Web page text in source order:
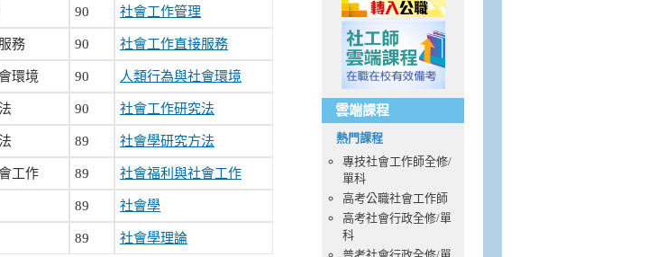
90 社會工作管理
務 90 社會工作直接服務
環境 90 人類行為與社會環境
90 社會工作研究法
89 社會學研究方法
工作 89 社會福利與社會工作
89 社會學
89 社會學理論
雲端課程
熱門課程
專技社會工作師全修/
單科
高考公職社會工作師
高考社會行政全修/單
科